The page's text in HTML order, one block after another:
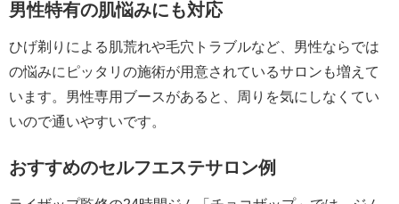
男性特有の肌悩みにも対応
ひげ剃りによる肌荒れや毛穴トラブルなど、男性ならでは
の悩みにピッタリの施術が用意されているサロンも増えて
います。男性専用ブースがあると、周りを気にしなくてい
いので通いやすいです。
おすすめのセルフエステサロン例